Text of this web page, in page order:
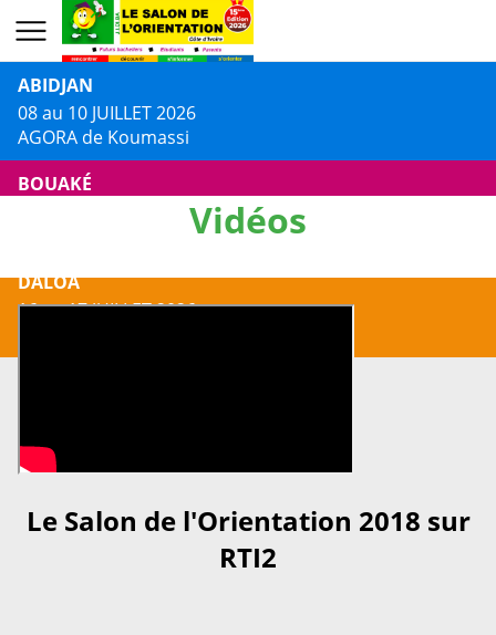
ABIDJAN
08 au 10 JUILLET 2026
AGORA de Koumassi
BOUAKÉ
13 au 14 JUILLET 2026
Centre Culturel Jacques AKA
DALOA
16 au 17 JUILLET 2026
Vidéos
Le Salon de l'Orientation 2018 sur
RTI2